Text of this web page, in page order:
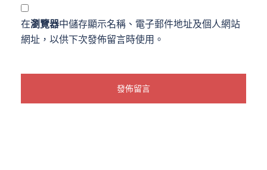
在瀏覽器中儲存顯示名稱、電子郵件地址及個人網站
網址，以供下次發佈留言時使用。